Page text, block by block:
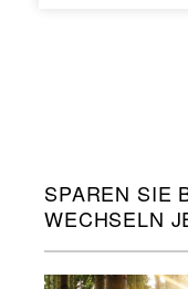
SPAREN SIE
WECHSELN